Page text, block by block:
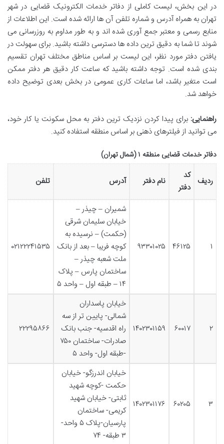
در این بخش، لیست کاملی از دفاتر خدمات الکترونیک قضایی در شهر
تهران به همراه آدرس و شماره تلفن آن ها ارائه شده است. این اطلاعات از
منابع رسمی و معتبر جمع آوری شده اند و به طور مداوم به روزرسانی می
شوند تا شما به دقیق ترین داده ها دسترسی داشته باشید. برای سهولت در
یافتن دفتر مورد نظر، این لیست بر اساس مناطق مختلف تهران تقسیم
بندی شده است. توجه داشته باشید که ساعت کار دقیق هر دفتر ممکن
است متغیر باشد، اما ساعات کاری عمومی در بخش بعدی توضیح داده
خواهد شد.
راهنمایی: برای پیدا کردن نزدیک ترین دفتر به محل سکونت یا کار خود،
می توانید از فیلترهای ذهنی بر اساس منطقه استفاده کنید.
دفاتر خدمات قضایی منطقه ۱ (شمال تهران)
ردیف کد
دفتر
نام دفتر آدرس تلفن
۱ ۴۶۱۲۵ ۹۳۳۰۱۰۲۵
شمیران – چیذر –
خیابان سلیمان شرقی
(حکمت) – نرسیده به
کوچه فریبا – بعد از بانک
ملت شعبه چیذر –
ساختمان پارس – پلاک
۱۴ – طبقه اول – واحد ۵
۰۲۱۲۲۲۴۱۵۳۵
۲ ۶۰۰۱۷ ۱۴۰۲۳۰۱۱۵۹
خیابان پاسداران
شمالی- پایین تر از سه
راه اقدسیه- جنب بانک
صادرات- ساختمان ۷۵۰
-طبقه اول- واحد ۵
۲۲۲۹۵۸۶۶
۳ ۶۰۲۰۵ ۱۴۰۲۳۰۱۱۷۶
خیابان اندرزگو- خیابان
حکمت -کوچه شهید
ثابتی- خیابان شهید
کریمی- ساختمان
پارسیان-پلاک ۵ واحد-
۳ طبقه- ۷۴